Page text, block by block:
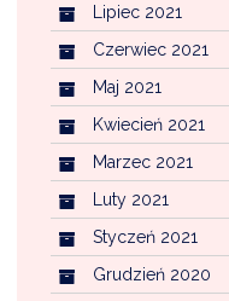
Lipiec 2021
Czerwiec 2021
Maj 2021
Kwiecień 2021
Marzec 2021
Luty 2021
Styczeń 2021
Grudzień 2020